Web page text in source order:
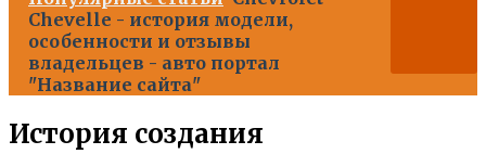
Chevelle - история модели,
особенности и отзывы
владельцев - авто портал
"Название сайта"
История создания